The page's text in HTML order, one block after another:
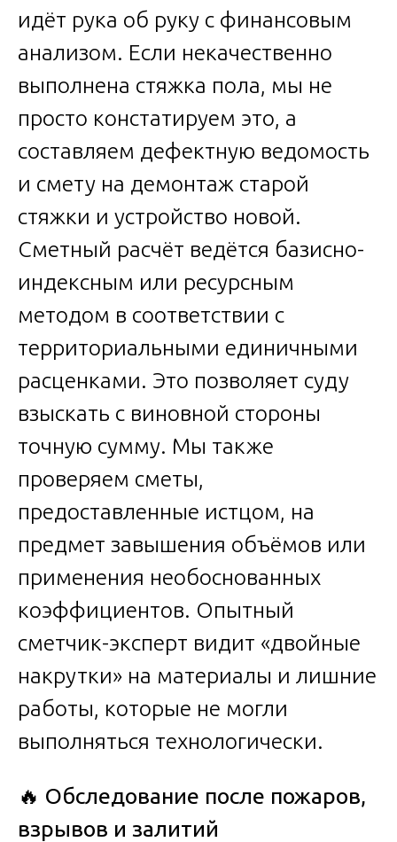
идёт рука об руку с финансовым
анализом. Если некачественно
выполнена стяжка пола, мы не
просто констатируем это, а
составляем дефектную ведомость
и смету на демонтаж старой
стяжки и устройство новой.
Сметный расчёт ведётся базисно-
индексным или ресурсным
методом в соответствии с
территориальными единичными
расценками. Это позволяет суду
взыскать с виновной стороны
точную сумму. Мы также
проверяем сметы,
предоставленные истцом, на
предмет завышения объёмов или
применения необоснованных
коэффициентов. Опытный
сметчик-эксперт видит «двойные
накрутки» на материалы и лишние
работы, которые не могли
выполняться технологически.
🔥 Обследование после пожаров,
взрывов и залитий